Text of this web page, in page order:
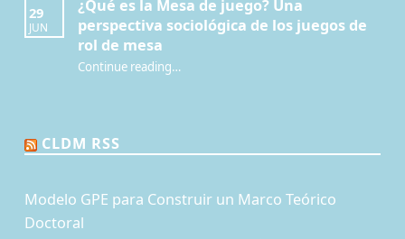
29
JUN
¿Qué es la Mesa de juego? Una
perspectiva sociológica de los juegos de
rol de mesa
Continue reading“¿Qué es la Mesa de juego? Una perspectiva sociológica de los juegos de rol de mesa”
…
CLDM RSS
Modelo GPE para Construir un Marco Teórico
Doctoral